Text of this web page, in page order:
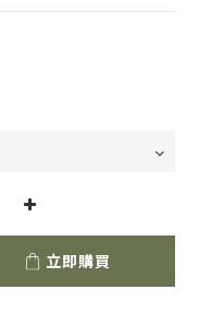
立即購買